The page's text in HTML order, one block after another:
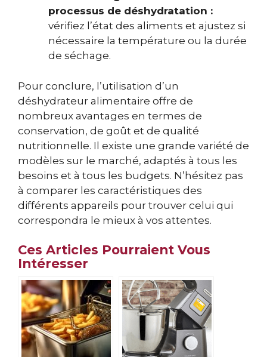
processus de déshydratation :
vérifiez l’état des aliments et ajustez si
nécessaire la température ou la durée
de séchage.
Pour conclure, l’utilisation d’un
déshydrateur alimentaire offre de
nombreux avantages en termes de
conservation, de goût et de qualité
nutritionnelle. Il existe une grande variété de
modèles sur le marché, adaptés à tous les
besoins et à tous les budgets. N’hésitez pas
à comparer les caractéristiques des
différents appareils pour trouver celui qui
correspondra le mieux à vos attentes.
Ces Articles Pourraient Vous
Intéresser